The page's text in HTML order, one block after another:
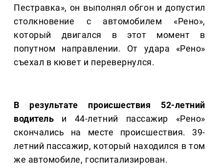
Пестравка», он выполнял обгон и допустил
столкновение с автомобилем «Рено»,
который двигался в этот момент в
попутном направлении. От удара «Рено»
съехал в кювет и перевернулся.
В результате происшествия 52-летний
водитель и 44-летний пассажир «Рено»
скончались на месте происшествия. 39-
летний пассажир, который находился в том
же автомобиле, госпитализирован.